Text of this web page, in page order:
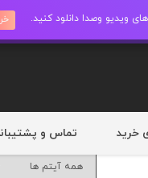
خرید تماس و